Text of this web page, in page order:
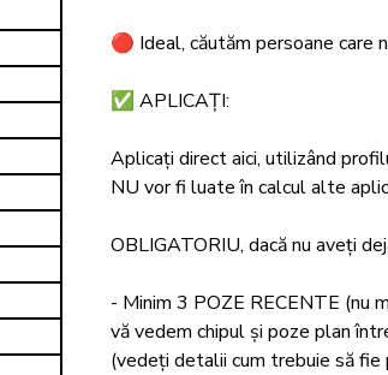
🔴 Ideal, căutăm persoane care
✅ APLICAȚI:
Aplicați direct aici, utilizând
NU vor fi luate în calcul alte
OBLIGATORIU, dacă nu aveți
- Minim 3 POZE RECENTE (nu
vă vedem chipul și poze plan
(vedeți detalii cum trebuie să fie